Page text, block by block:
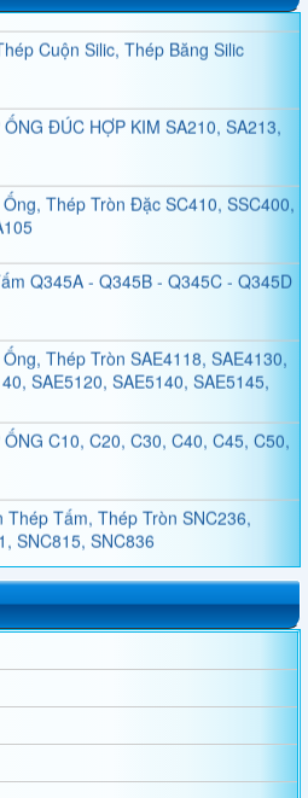
Cuộn Silic, Thép Băng Silic
SAE5120, SAE5140, SAE5145,
C10, C20, C30, C40, C45, C50,
SNC815, SNC836
Thép Tấm, Thép Tròn SNCM220,
SNCM420, SNCM431
2205, 2570
Khuôn, Thép Tròn Đặc SKT4,
45NiCrMo16
Cách Thép Hình V